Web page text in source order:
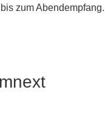
zum Abendempfang.